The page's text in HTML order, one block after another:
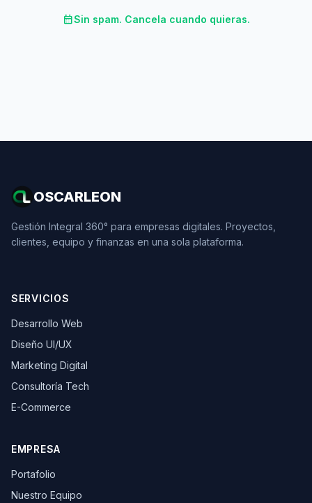
calendar_monthSin spam. Cancela cuando quieras.
OSCARLEON
Gestión Integral 360° para empresas digitales. Proyectos,
clientes, equipo y finanzas en una sola plataforma.
SERVICIOS
Desarrollo Web
Diseño UI/UX
Marketing Digital
Consultoría Tech
E-Commerce
EMPRESA
Portafolio
Nuestro Equipo